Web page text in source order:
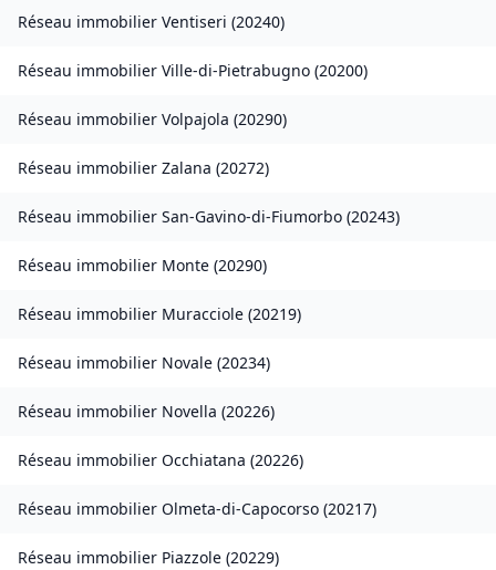
Réseau immobilier Ventiseri (20240)
Réseau immobilier Ville-di-Pietrabugno (20200)
Réseau immobilier Volpajola (20290)
Réseau immobilier Zalana (20272)
Réseau immobilier San-Gavino-di-Fiumorbo (20243)
Réseau immobilier Monte (20290)
Réseau immobilier Muracciole (20219)
Réseau immobilier Novale (20234)
Réseau immobilier Novella (20226)
Réseau immobilier Occhiatana (20226)
Réseau immobilier Olmeta-di-Capocorso (20217)
Réseau immobilier Piazzole (20229)